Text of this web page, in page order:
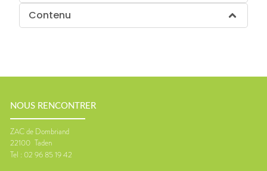
Contenu
NOUS RENCONTRER
ZAC de Dombriand
22100 Taden
Tel : 02 96 85 19 42